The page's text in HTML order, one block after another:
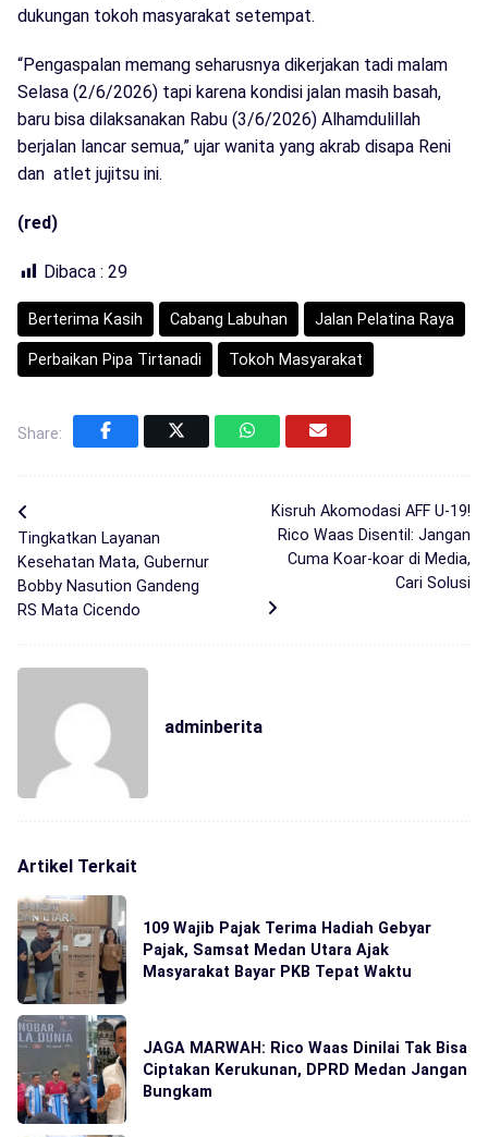
dukungan tokoh masyarakat setempat.
“Pengaspalan memang seharusnya dikerjakan tadi malam
Selasa (2/6/2026) tapi karena kondisi jalan masih basah,
baru bisa dilaksanakan Rabu (3/6/2026) Alhamdulillah
berjalan lancar semua,” ujar wanita yang akrab disapa Reni
dan atlet jujitsu ini.
(red)
Dibaca : 29
Berterima Kasih Cabang Labuhan Jalan Pelatina Raya
Perbaikan Pipa Tirtanadi Tokoh Masyarakat
Share:
Tingkatkan Layanan
Kesehatan Mata, Gubernur
Bobby Nasution Gandeng
RS Mata Cicendo
Kisruh Akomodasi AFF U-19!
Rico Waas Disentil: Jangan
Cuma Koar-koar di Media,
Cari Solusi
adminberita
Artikel Terkait
109 Wajib Pajak Terima Hadiah Gebyar
Pajak, Samsat Medan Utara Ajak
Masyarakat Bayar PKB Tepat Waktu
JAGA MARWAH: Rico Waas Dinilai Tak Bisa
Ciptakan Kerukunan, DPRD Medan Jangan
Bungkam